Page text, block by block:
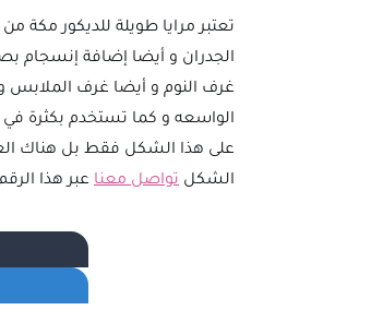
تعتبر مرايا طويلة للديكور مكة
الجدران و أيضا إضافة إنسجام
غرف النوم و أيضا غرف الملابس
الواسعه و كما تستخدم بكثرة في
على هذا الشكل فقط بل هناك
الشكل تواصل معنا عبر هذا